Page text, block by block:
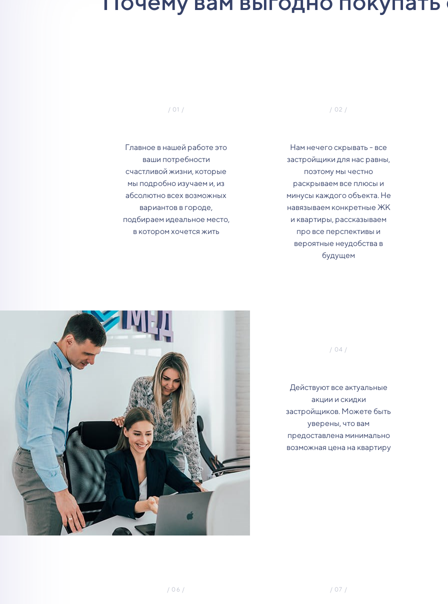
Главное в нашей работе это
ваши потребности
счастливой жизни, которые
мы подробно изучаем и, из
абсолютно всех возможных
вариантов в городе,
подбираем идеальное место,
в котором хочется жить
Нам нечего скрывать - все
застройщики для нас равны,
поэтому мы честно
раскрываем все плюсы и
минусы каждого объекта. Не
навязываем конкретные ЖК
и квартиры, рассказываем
про все перспективы и
вероятные неудобства в
будущем
Действуют все актуальные
акции и скидки
застройщиков. Можете быть
уверены, что вам
предоставлена минимально
возможная цена на квартиру